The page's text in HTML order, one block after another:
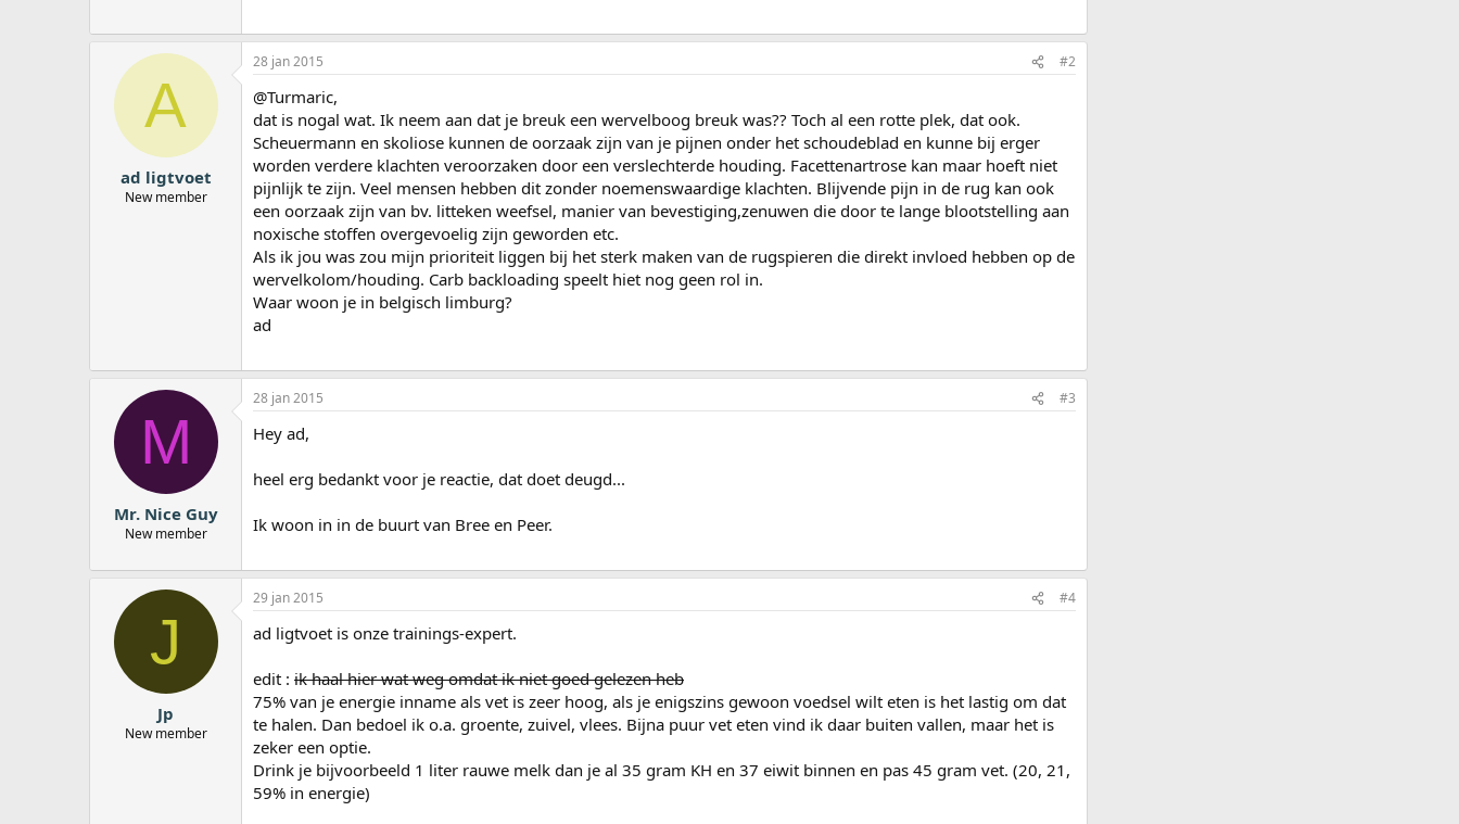
A
ad ligtvoet
New member
28 jan 2015 #2
@Turmaric,
dat is nogal wat. Ik neem aan dat je breuk een wervelboog breuk was?? Toch al een rotte plek, dat ook.
Scheuermann en skoliose kunnen de oorzaak zijn van je pijnen onder het schoudeblad en kunne bij erger
worden verdere klachten veroorzaken door een verslechterde houding. Facettenartrose kan maar hoeft niet
pijnlijk te zijn. Veel mensen hebben dit zonder noemenswaardige klachten. Blijvende pijn in de rug kan ook
een oorzaak zijn van bv. litteken weefsel, manier van bevestiging,zenuwen die door te lange blootstelling aan
noxische stoffen overgevoelig zijn geworden etc.
Als ik jou was zou mijn prioriteit liggen bij het sterk maken van de rugspieren die direkt invloed hebben op de
wervelkolom/houding. Carb backloading speelt hiet nog geen rol in.
Waar woon je in belgisch limburg?
ad
M
Mr. Nice Guy
New member
28 jan 2015 #3
Hey ad,
heel erg bedankt voor je reactie, dat doet deugd...
Ik woon in in de buurt van Bree en Peer.
J
Jp
New member
29 jan 2015 #4
ad ligtvoet is onze trainings-expert.
edit : ik haal hier wat weg omdat ik niet goed gelezen heb
75% van je energie inname als vet is zeer hoog, als je enigszins gewoon voedsel wilt eten is het lastig om dat
te halen. Dan bedoel ik o.a. groente, zuivel, vlees. Bijna puur vet eten vind ik daar buiten vallen, maar het is
zeker een optie.
Drink je bijvoorbeeld 1 liter rauwe melk dan je al 35 gram KH en 37 eiwit binnen en pas 45 gram vet. (20, 21,
59% in energie)